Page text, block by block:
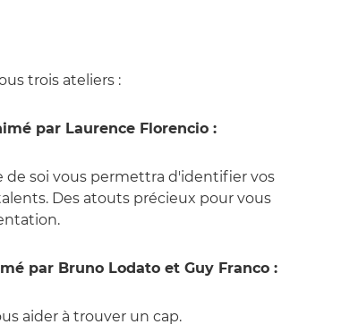
trois ateliers :
par Laurence Florencio :
de soi vous permettra d'identifier vos
Des atouts précieux pour vous
par Bruno Lodato et Guy Franco :
aider à trouver un cap.